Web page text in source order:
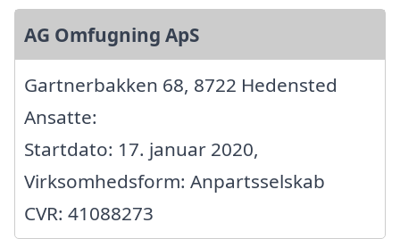
AG Omfugning ApS
Gartnerbakken 68, 8722 Hedensted
Ansatte:
Startdato: 17. januar 2020,
Virksomhedsform: Anpartsselskab
CVR: 41088273